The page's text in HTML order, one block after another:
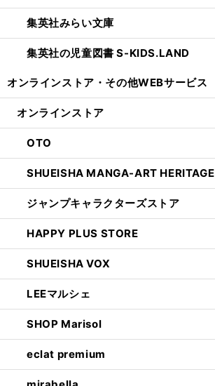
集英社みらい文庫
集英社の児童図書 S-KIDS.LAND
オンラインストア・ その他WEBサービス
オンラインストア
OTO
SHUEISHA MANGA-ART HERITAGE
ジャンプキャラクターズストア
HAPPY PLUS STORE
SHUEISHA VOX
LEEマルシェ
SHOP Marisol
eclat premium